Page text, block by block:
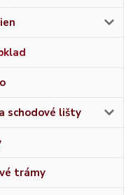
schodové lišty
trámy